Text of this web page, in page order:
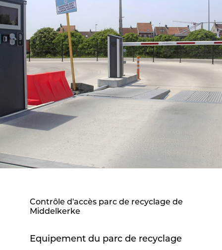
Contrôle d'accès parc de recyclage de
Middelkerke
Equipement du parc de recyclage